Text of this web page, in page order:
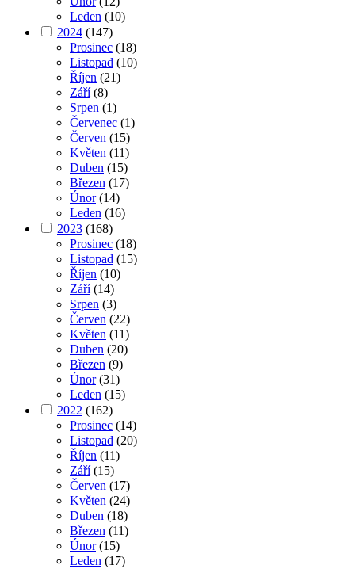
Leden (10)
2024 (147)
Prosinec (18)
Listopad (10)
Říjen (21)
Září(8)
Srpen (1)
Červenec (1)
Červen (15)
Květen (11)
Duben (15)
Březen (17)
Únor(14)
Leden (16)
2023 (168)
Prosinec (18)
Listopad (15)
Říjen (10)
Září(14)
Srpen (3)
Červen (22)
Květen (11)
Duben (20)
Březen (9)
Únor(31)
Leden (15)
2022 (162)
Prosinec (14)
Listopad (20)
Říjen (11)
Září(15)
Červen (17)
Květen (24)
Duben (18)
Březen (11)
Únor(15)
Leden (17)